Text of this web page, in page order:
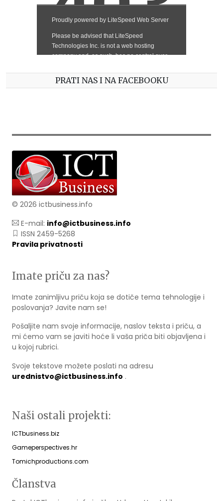
PRATI NAS I NA FACEBOOKU
© 2026 ictbusiness.info
E-mail: info@ictbusiness.info
ISSN 2459-5268
Pravila privatnosti
Imate priču za nas?
Imate zanimljivu priču koja se dotiče tema tehnologije i
poslovanja? Javite nam se!
Pošaljite nam svoje informacije, naslov teksta i priču, a
mi ćemo vam se javiti hoće li vaša priča biti objavljena i
u kojoj rubrici.
Svoje tekstove možete poslati na adresu
urednistvo@ictbusiness.info .
Naši ostali projekti:
ICTbusiness.biz
Gameperspectives.hr
Tomichproductions.com
Članstva